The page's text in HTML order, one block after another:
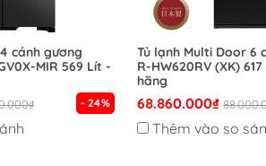
cánh gương
MIR 569 Lít -
- 24%
Tủ lạnh Multi Door 6
R-HW620RV (XK)
hãng
68.860.000₫
Thêm vào so